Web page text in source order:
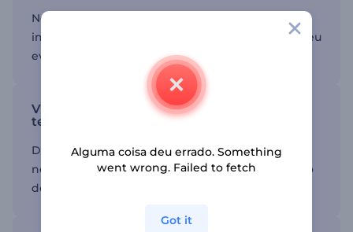
Nossos templates corporativos apresentam
imagens e tipografias incríveis, garantindo que seu
evento atinja um público mais amplo.
Visuais inovadores e inspirados em
tecnologia
De animações futuristas a transições suaves,
nossos templates certamente refletirão o espírito
do seu evento de negócios.
Alguma coisa deu errado. Something
went wrong. Failed to fetch
Got it